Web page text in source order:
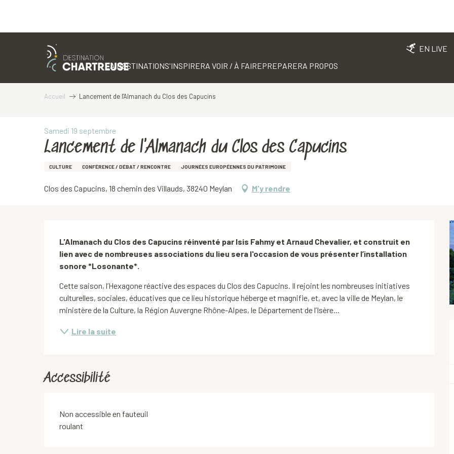
EN LIVE
LA DESTINATIONS'INSPIRERA VOIR / À FAIREPREPARERA PROPOS
Accueil Lancement de l'Almanach du Clos des Capucins
Samedi 19 septembre
Lancement de l'Almanach du Clos des Capucins
CULTURE CONFÉRENCE / DÉBAT / RENCONTRE JOURNÉES EUROPÉENNES DU PATRIMOINE
Clos des Capucins, 18 chemin des Villauds, 38240 Meylan M'y rendre
Description
L'Almanach du Clos des Capucins réinventé par Isis Fahmy et Arnaud Chevalier, et construit en
lien avec de nombreuses associations du lieu sera l'occasion de vous présenter l’installation
sonore *Losonante*.
Cette saison, l’Hexagone réactive des espaces du Clos des Capucins. Il rejoint les nombreuses initiatives
culturelles, sociales, éducatives que ce lieu historique héberge et magnifie, et, avec la ville de Meylan, le
ministère de la Culture, la Région Auvergne Rhône-Alpes, le Département de l’Isère...
Lire la suite
Accessibilité
Non accessible en fauteuil
roulant